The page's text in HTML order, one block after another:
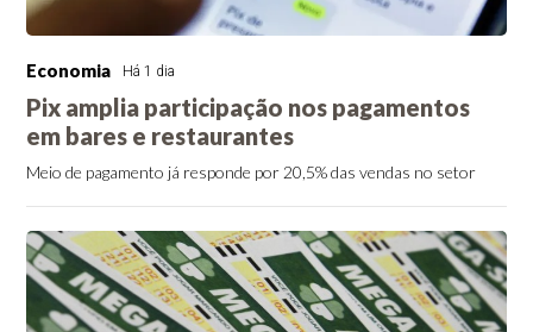
Economia Há 1 dia
Pix amplia participação nos pagamentos
em bares e restaurantes
Meio de pagamento já responde por 20,5% das vendas no setor